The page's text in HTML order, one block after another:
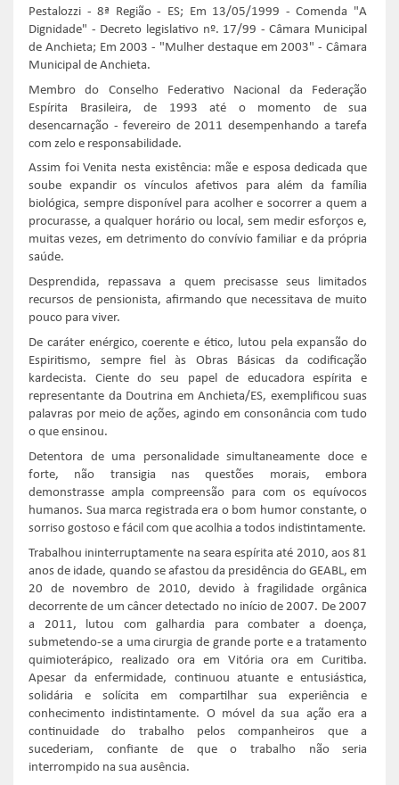
Pestalozzi - 8ª Região - ES; Em 13/05/1999 - Comenda "A
Dignidade" - Decreto legislativo nº. 17/99 - Câmara Municipal
de Anchieta; Em 2003 - "Mulher destaque em 2003" - Câmara
Municipal de Anchieta.
Membro do Conselho Federativo Nacional da Federação
Espírita Brasileira, de 1993 até o momento de sua
desencarnação - fevereiro de 2011 desempenhando a tarefa
com zelo e responsabilidade.
Assim foi Venita nesta existência: mãe e esposa dedicada que
soube expandir os vínculos afetivos para além da família
biológica, sempre disponível para acolher e socorrer a quem a
procurasse, a qualquer horário ou local, sem medir esforços e,
muitas vezes, em detrimento do convívio familiar e da própria
saúde.
Desprendida, repassava a quem precisasse seus limitados
recursos de pensionista, afirmando que necessitava de muito
pouco para viver.
De caráter enérgico, coerente e ético, lutou pela expansão do
Espiritismo, sempre fiel às Obras Básicas da codificação
kardecista. Ciente do seu papel de educadora espírita e
representante da Doutrina em Anchieta/ES, exemplificou suas
palavras por meio de ações, agindo em consonância com tudo
o que ensinou.
Detentora de uma personalidade simultaneamente doce e
forte, não transigia nas questões morais, embora
demonstrasse ampla compreensão para com os equívocos
humanos. Sua marca registrada era o bom humor constante, o
sorriso gostoso e fácil com que acolhia a todos indistintamente.
Trabalhou ininterruptamente na seara espírita até 2010, aos 81
anos de idade, quando se afastou da presidência do GEABL, em
20 de novembro de 2010, devido à fragilidade orgânica
decorrente de um câncer detectado no início de 2007. De 2007
a 2011, lutou com galhardia para combater a doença,
submetendo-se a uma cirurgia de grande porte e a tratamento
quimioterápico, realizado ora em Vitória ora em Curitiba.
Apesar da enfermidade, continuou atuante e entusiástica,
solidária e solícita em compartilhar sua experiência e
conhecimento indistintamente. O móvel da sua ação era a
continuidade do trabalho pelos companheiros que a
sucederiam, confiante de que o trabalho não seria
interrompido na sua ausência.